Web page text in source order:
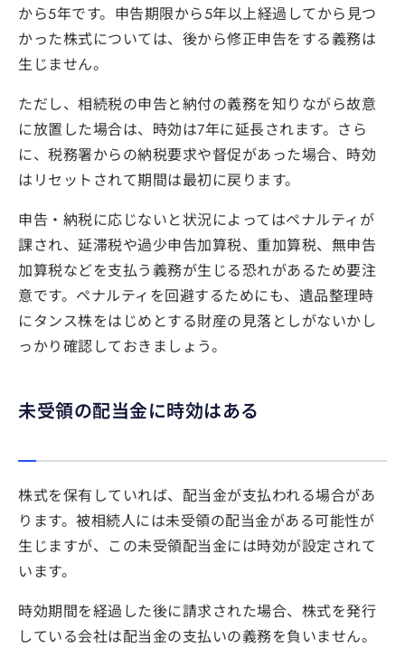
から5年です。申告期限から5年以上経過してから見つ
かった株式については、後から修正申告をする義務は
生じません。
ただし、相続税の申告と納付の義務を知りながら故意
に放置した場合は、時効は7年に延長されます。さら
に、税務署からの納税要求や督促があった場合、時効
はリセットされて期間は最初に戻ります。
申告・納税に応じないと状況によってはペナルティが
課され、延滞税や過少申告加算税、重加算税、無申告
加算税などを支払う義務が生じる恐れがあるため要注
意です。ペナルティを回避するためにも、遺品整理時
にタンス株をはじめとする財産の見落としがないかし
っかり確認しておきましょう。
未受領の配当金に時効はある
株式を保有していれば、配当金が支払われる場合があ
ります。被相続人には未受領の配当金がある可能性が
生じますが、この未受領配当金には時効が設定されて
います。
時効期間を経過した後に請求された場合、株式を発行
している会社は配当金の支払いの義務を負いません。